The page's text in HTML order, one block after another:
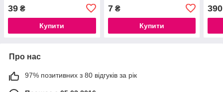
39 ₴
Купити
7₴
Купити
Про нас
97% позитивних з 80 відгуків за рік